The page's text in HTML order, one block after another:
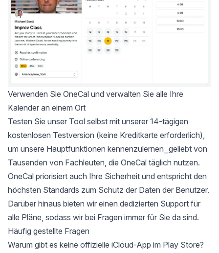
Verwenden Sie OneCal und verwalten Sie alle Ihre
Kalender an einem Ort
Testen Sie unser Tool selbst mit unserer 14-tägigen
kostenlosen Testversion (keine Kreditkarte erforderlich),
um unsere Hauptfunktionen kennenzulernen⎯geliebt von
Tausenden von Fachleuten, die OneCal täglich nutzen.
OneCal priorisiert auch Ihre Sicherheit und entspricht den
höchsten Standards zum Schutz der Daten der Benutzer.
Darüber hinaus bieten wir einen dedizierten Support für
alle Pläne, sodass wir bei Fragen immer für Sie da sind.
Häufig gestellte Fragen
Warum gibt es keine offizielle iCloud-App im Play Store?